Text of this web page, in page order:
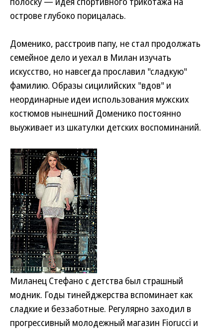
острове глубоко порицалась.
Доменико, расстроив папу, не стал продолжать
семейное дело и уехал в Милан изучать
искусство, но навсегда прославил "сладкую"
фамилию. Образы сицилийских "вдов" и
неординарные идеи использования мужских
костюмов нынешний Доменико постоянно
выуживает из шкатулки детских воспоминаний.
Миланец Стефано с детства был страшный
модник. Годы тинейджерства вспоминает как
сладкие и беззаботные. Регулярно заходил в
прогрессивный молодежный магазин Fiorucci и